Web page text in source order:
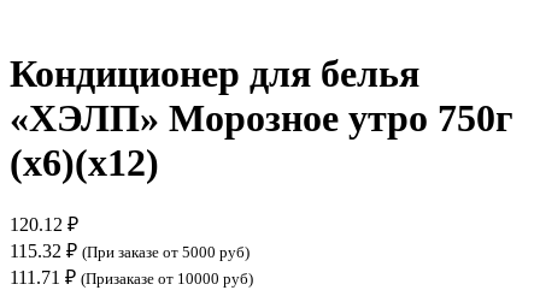
Кондиционер для белья
«ХЭЛП» Морозное утро 750г
(х6)(х12)
120.12 ₽
115.32 ₽ (При заказе от 5000 руб)
111.71 ₽ (Призаказе от 10000 руб)